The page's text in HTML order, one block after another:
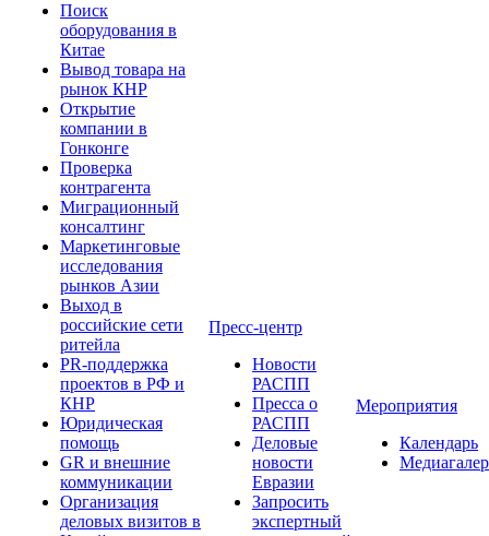
Поиск
оборудования в
Китае
Вывод товара на
рынок КНР
Открытие
компании в
Гонконге
Проверка
контрагента
Миграционный
консалтинг
Маркетинговые
исследования
рынков Азии
Выход в
российские сети
ритейла
PR-поддержка
проектов в РФ и
КНР
Юридическая
помощь
GR и внешние
коммуникации
Организация
деловых визитов в
Пресс-центр
Новости
РАСПП
Пресса о
РАСПП
Деловые
новости
Евразии
Запросить
экспертный
Мероприятия
Календарь